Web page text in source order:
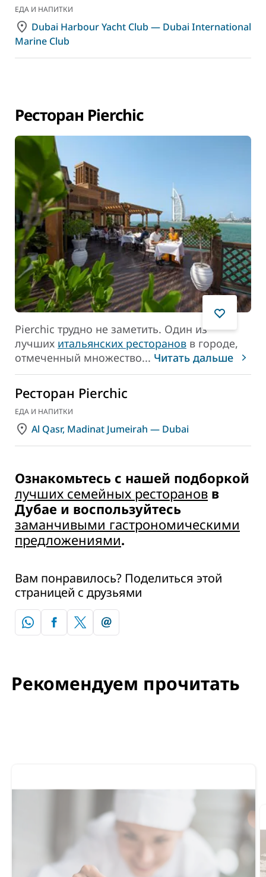
ЕДА И НАПИТКИ
Dubai Harbour Yacht Club — Dubai International
Marine Club
Ресторан Pierchic
Pierchic трудно не заметить. Один из
лучших итальянских ресторанов в городе,
отмеченный множество... Читать дальше
Ресторан Pierchic
ЕДА И НАПИТКИ
Al Qasr, Madinat Jumeirah — Dubai
Ознакомьтесь с нашей подборкой
лучших семейных ресторанов в
Дубае и воспользуйтесь
заманчивыми гастрономическими
предложениями.
Вам понравилось? Поделиться этой
страницей с друзьями
Рекомендуем прочитать